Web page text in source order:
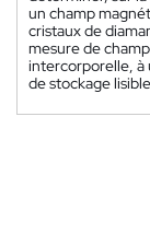
un champ
cristaux de
mesure de
intercorporelle, à
de stockage